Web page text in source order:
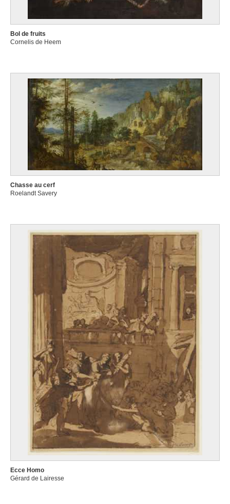
Bol de fruits
Cornelis de Heem
Chasse au cerf
Roelandt Savery
Ecce Homo
Gérard de Lairesse